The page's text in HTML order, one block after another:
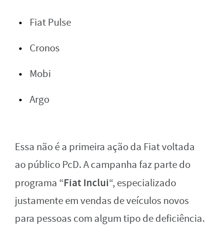
Fiat Pulse
Cronos
Mobi
Argo
Essa não é a primeira ação da Fiat voltada
ao público PcD. A campanha faz parte do
programa “Fiat Inclui“, especializado
justamente em vendas de veículos novos
para pessoas com algum tipo de deficiência.